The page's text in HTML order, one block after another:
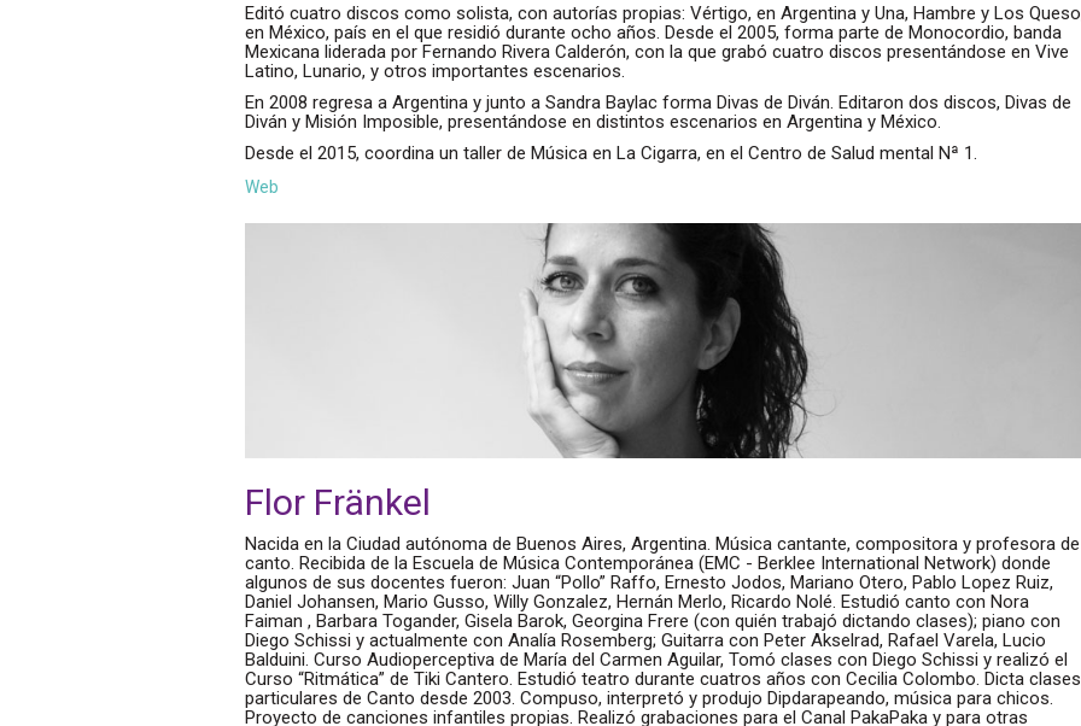
Editó cuatro discos como solista, con autorías propias: Vértigo, en Argentina y Una, Hambre y Los
en México, país en el que residió durante ocho años. Desde el 2005, forma parte de Monocordio, banda
Mexicana liderada por Fernando Rivera Calderón, con la que grabó cuatro discos presentándose en Vive
Latino, Lunario, y otros importantes escenarios.
En 2008 regresa a Argentina y junto a Sandra Baylac forma Divas de Diván. Editaron dos discos, Divas de
Diván y Misión Imposible, presentándose en distintos escenarios en Argentina y México.
Desde el 2015, coordina un taller de Música en La Cigarra, en el Centro de Salud mental Nª 1.
Web
Flor Fränkel
Nacida en la Ciudad autónoma de Buenos Aires, Argentina. Música cantante, compositora y profesora de
canto. Recibida de la Escuela de Música Contemporánea (EMC - Berklee International Network) donde
algunos de sus docentes fueron: Juan “Pollo” Raffo, Ernesto Jodos, Mariano Otero, Pablo Lopez Ruiz,
Daniel Johansen, Mario Gusso, Willy Gonzalez, Hernán Merlo, Ricardo Nolé. Estudió canto con Nora
Faiman , Barbara Togander, Gisela Barok, Georgina Frere (con quién trabajó dictando clases); piano con
Diego Schissi y actualmente con Analía Rosemberg; Guitarra con Peter Akselrad, Rafael Varela, Lucio
Balduini. Curso Audioperceptiva de María del Carmen Aguilar, Tomó clases con Diego Schissi y realizó el
Curso “Ritmática” de Tiki Cantero. Estudió teatro durante cuatros años con Cecilia Colombo. Dicta clases
particulares de Canto desde 2003. Compuso, interpretó y produjo Dipdarapeando, música para chicos.
Proyecto de canciones infantiles propias. Realizó grabaciones para el Canal PakaPaka y para otras